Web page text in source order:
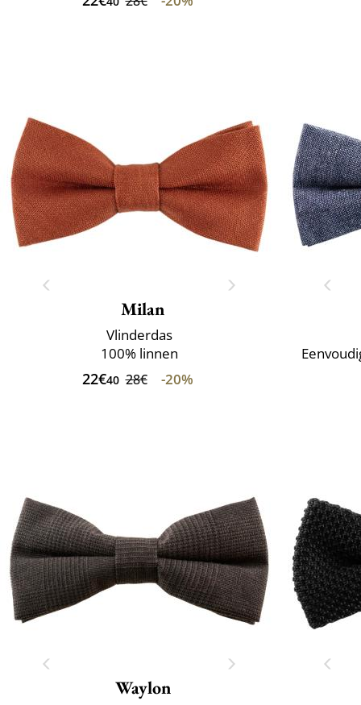
Milan
Vlinderdas
100% linnen
22€40 28€ -20%
Waylon